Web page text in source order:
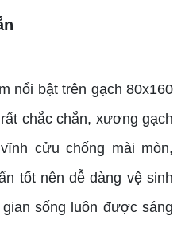
nổi bật trên gạch 80x160
chắc chắn, xương gạch
cửu chống mài mòn,
tốt nên dễ dàng vệ sinh
sống luôn được sáng